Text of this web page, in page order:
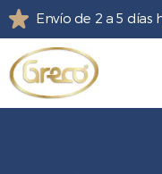
Envío de 2 a 5 días